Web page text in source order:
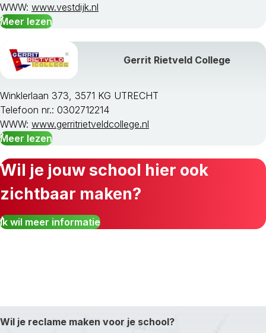
WWW: www.vestdijk.nl
Meer lezen
Gerrit Rietveld College
Winklerlaan 373, 3571 KG UTRECHT
Telefoon nr.: 0302712214
WWW: www.gerritrietveldcollege.nl
Meer lezen
Wil je jouw school hier ook
zichtbaar maken?
Ik wil meer informatie
Wil je reclame maken voor je school?